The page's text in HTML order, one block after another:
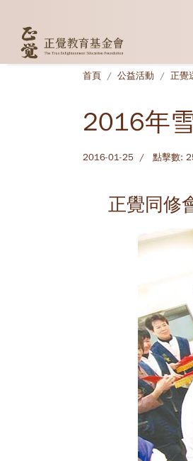
首頁 公益活動 正覺
2016年
2016-01-25 點擊數:
正覺同修